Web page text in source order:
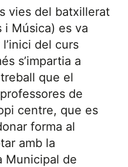
vies del batxillerat
i Música) es va
del curs
s’impartia a
que el
de
centre, que es
forma al
amb la
Municipal de